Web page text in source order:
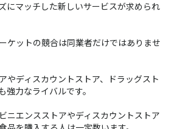
にマッチした新しいサービスが求められ
ケットの競合は同業者だけではありませ
やディスカウントストア、ドラッグスト
強力なライバルです。
ニエンスストアやディスカウントストア